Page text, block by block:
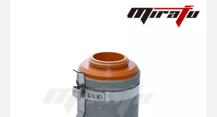
Щит 200A Ref.020424